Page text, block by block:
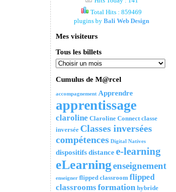
Total Hits : 859469
plugins byBali Web Design
Mes visiteurs
Tous les billets
Cumulus de M@rcel
accompagnement Apprendre
apprentissage
claroline Claroline Connect classe
inversée Classes inversées
compétences Digital Natives
dispositifsdistancee-learning
eLearningenseignement
enseigner flipped classroom flipped
classroomsformation hybride